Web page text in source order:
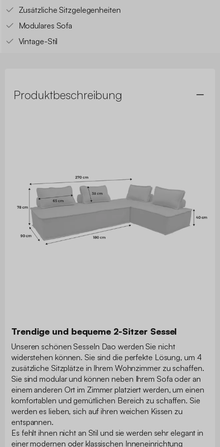
Zusätzliche Sitzgelegenheiten
Modulares Sofa
Vintage-Stil
Produktbeschreibung
Trendige und bequeme 2-Sitzer Sessel
Unseren schönen Sesseln Dao werden Sie nicht
widerstehen können. Sie sind die perfekte Lösung, um 4
zusätzliche Sitzplätze in Ihrem Wohnzimmer zu schaffen.
Sie sind modular und können neben Ihrem Sofa oder an
einem anderen Ort im Zimmer platziert werden, um einen
komfortablen und gemütlichen Bereich zu schaffen. Sie
werden es lieben, sich auf ihren weichen Kissen zu
entspannen.
Es fehlt ihnen nicht an Stil und sie werden sehr elegant in
einer modernen oder klassischen Inneneinrichtung